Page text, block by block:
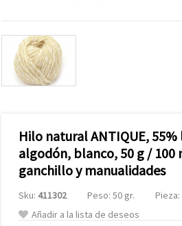
Hilo natural ANTIQUE, 55%
algodón, blanco, 50 g / 100
ganchillo y manualidades
Sku: 411302 Peso: 50 gr.
Pieza:
Añadir a la lista de deseos